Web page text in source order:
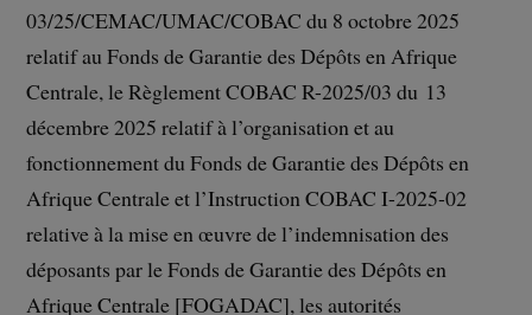
03/25/CEMAC/UMAC/COBAC du 8 octobre 2025
relatif au Fonds de Garantie des Dépôts en Afrique
Centrale, le Règlement COBAC R-2025/03 du 13
décembre 2025 relatif à l’organisation et au
fonctionnement du Fonds de Garantie des Dépôts en
Afrique Centrale et l’Instruction COBAC I-2025-02
relative à la mise en œuvre de l’indemnisation des
déposants par le Fonds de Garantie des Dépôts en
Afrique Centrale [FOGADAC], les autorités